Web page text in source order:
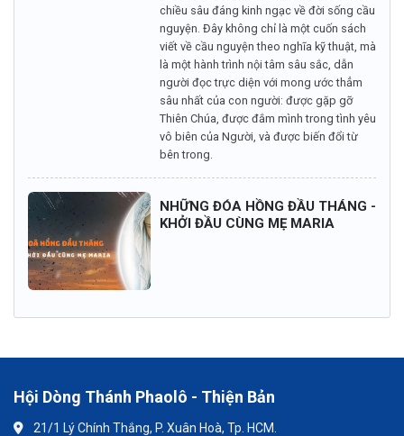
chiều sâu đáng kinh ngạc về đời sống cầu
nguyện. Đây không chỉ là một cuốn sách
viết về cầu nguyện theo nghĩa kỹ thuật, mà
là một hành trình nội tâm sâu sắc, dẫn
người đọc trực diện với mong ước thẳm
sâu nhất của con người: được gặp gỡ
Thiên Chúa, được đắm mình trong tình yêu
vô biên của Người, và được biến đổi từ
bên trong.
NHỮNG ĐÓA HỒNG ĐẦU THÁNG -
KHỞI ĐẦU CÙNG MẸ MARIA
Hội Dòng Thánh Phaolô - Thiện Bản
21/1 Lý Chính Thắng, P. Xuân Hoà, Tp. HCM.